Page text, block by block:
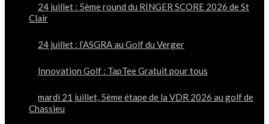
24 juillet : 5ème round du RINGER SCORE 2026 de St
Clair
24 juillet : l’ASGRA au Golf du Verger
Innovation Golf : TapTee Gratuit pour tous
mardi 21 juillet, 5ème étape de la VDR 2026 au golf de
Chassieu